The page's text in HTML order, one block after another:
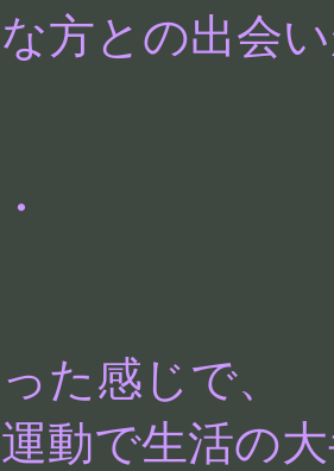
方との出会
た感じで、
動で生活の